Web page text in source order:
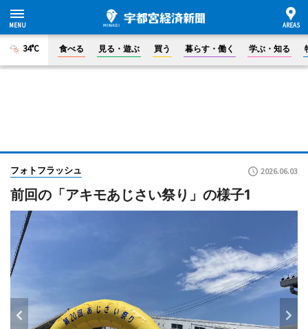
34°C 食べる 見る・遊ぶ 買う 暮らす・働く 学ぶ・知る
フォトフラッシュ 2026.06.03
前回の「アキモあじさい祭り」の様子1